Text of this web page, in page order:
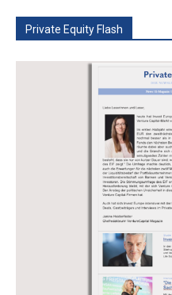
Private Equity Flash